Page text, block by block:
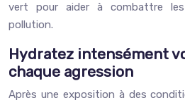
vert pour aider à combattre
pollution.
Hydratez intensément
chaque agression
Après une exposition à des